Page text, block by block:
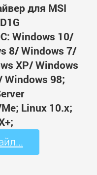
для MSI
Windows 10/
8/ Windows 7/
XP/ Windows
Windows 98;
Linux 10.x;